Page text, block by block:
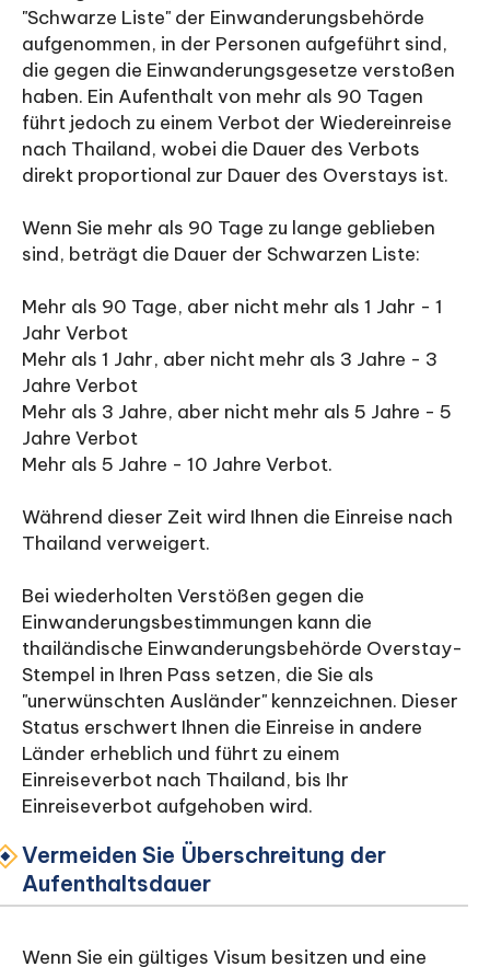
"Schwarze Liste" der Einwanderungsbehörde
aufgenommen, in der Personen aufgeführt sind,
die gegen die Einwanderungsgesetze verstoßen
haben. Ein Aufenthalt von mehr als 90 Tagen
führt jedoch zu einem Verbot der Wiedereinreise
nach Thailand, wobei die Dauer des Verbots
direkt proportional zur Dauer des Overstays ist.
Wenn Sie mehr als 90 Tage zu lange geblieben
sind, beträgt die Dauer der Schwarzen Liste:
Mehr als 90 Tage, aber nicht mehr als 1 Jahr - 1
Jahr Verbot
Mehr als 1 Jahr, aber nicht mehr als 3 Jahre - 3
Jahre Verbot
Mehr als 3 Jahre, aber nicht mehr als 5 Jahre - 5
Jahre Verbot
Mehr als 5 Jahre - 10 Jahre Verbot.
Während dieser Zeit wird Ihnen die Einreise nach
Thailand verweigert.
Bei wiederholten Verstößen gegen die
Einwanderungsbestimmungen kann die
thailändische Einwanderungsbehörde Overstay-
Stempel in Ihren Pass setzen, die Sie als
"unerwünschten Ausländer" kennzeichnen. Dieser
Status erschwert Ihnen die Einreise in andere
Länder erheblich und führt zu einem
Einreiseverbot nach Thailand, bis Ihr
Einreiseverbot aufgehoben wird.
Vermeiden Sie Überschreitung der
Aufenthaltsdauer
Wenn Sie ein gültiges Visum besitzen und eine